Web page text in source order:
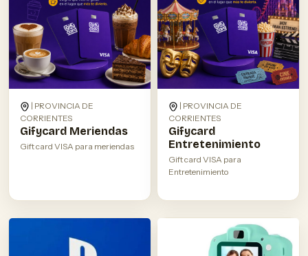
| PROVINCIA DE
CORRIENTES
Gifycard Meriendas
Gift card VISA para meriendas
| PROVINCIA DE
CORRIENTES
Gifycard
Entretenimiento
Gift card VISA para
Entretenimiento